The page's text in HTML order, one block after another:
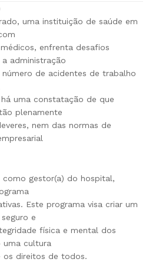
uma instituição de saúde em
enfrenta desafios
administração
de acidentes de trabalho
uma constatação de que
plenamente
nem das normas de
como gestor(a) do hospital,
Este programa visa criar um
e
física e mental dos
uma cultura
os direitos de todos.